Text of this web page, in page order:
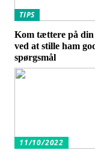
TIPS
Kom tættere på
ved at stille ham
spørgsmål
11/10/2022